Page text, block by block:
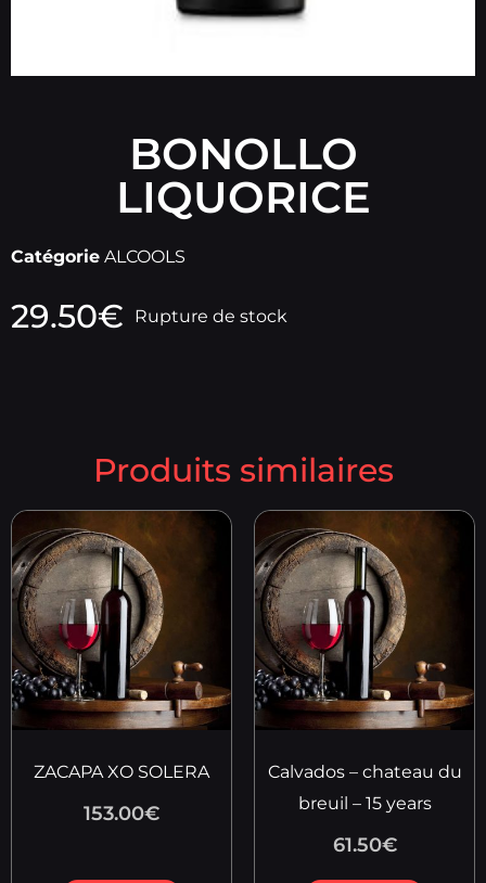
BONOLLO
LIQUORICE
Catégorie ALCOOLS
29.50€ Rupture de stock
Produits similaires
ZACAPA XO SOLERA
153.00€
Calvados – chateau du
breuil – 15 years
61.50€